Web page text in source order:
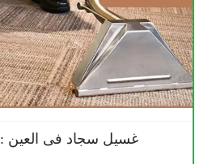
غسيل سجاد فى العين : 0566640723